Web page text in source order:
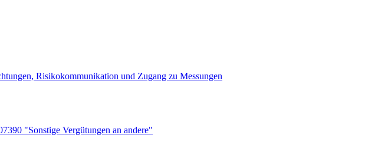
Risikokommunikation und Zugang zu Messungen
"Sonstige Vergütungen an andere"